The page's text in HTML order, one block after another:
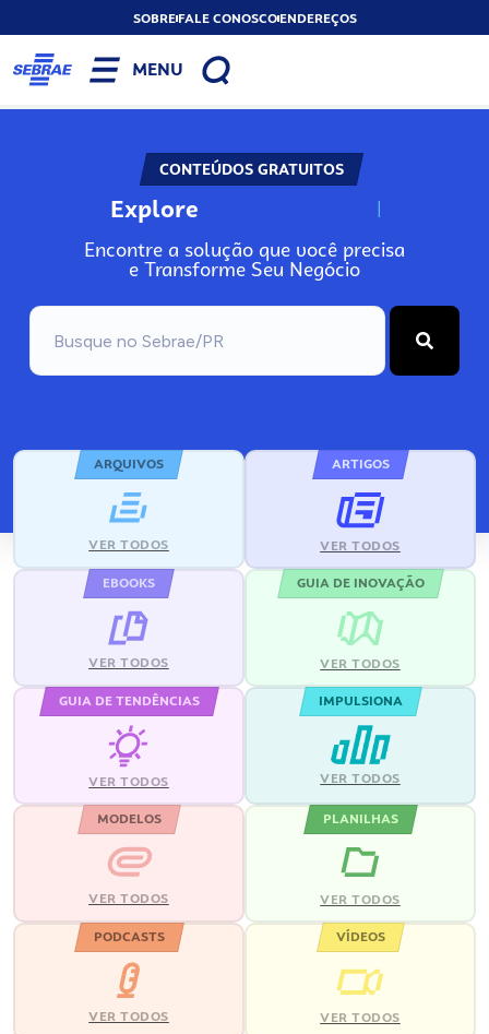
SOBREFALE CONOSCOENDEREÇOS
MENU
CONTEÚDOS GRATUITOS
Explore N
Encontre a solução que você precisa
e Transforme Seu Negócio
ARQUIVOS
VER TODOS
ARTIGOS
VER TODOS
EBOOKS
VER TODOS
GUIA DE INOVAÇÃO
VER TODOS
GUIA DE TENDÊNCIAS
VER TODOS
IMPULSIONA
VER TODOS
MODELOS
VER TODOS
PLANILHAS
VER TODOS
PODCASTS
VER TODOS
VÍDEOS
VER TODOS